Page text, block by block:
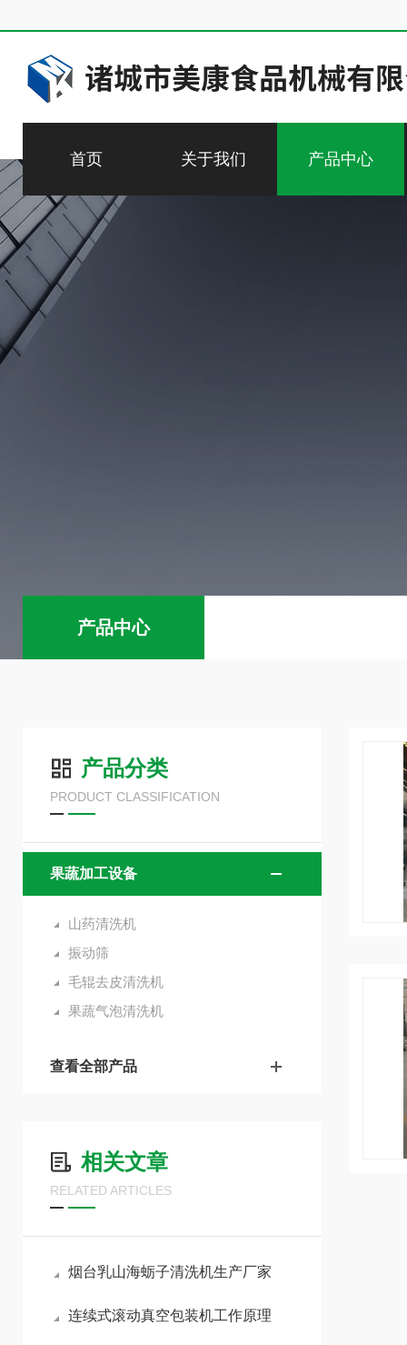
首页 关于我们 产品中心
产品中心
产品分类
PRODUCT CLASSIFICATION
果蔬加工设备
山药清洗机
振动筛
毛辊去皮清洗机
果蔬气泡清洗机
查看全部产品
相关文章
RELATED ARTICLES
烟台乳山海蛎子清洗机生产厂家
连续式滚动真空包装机工作原理